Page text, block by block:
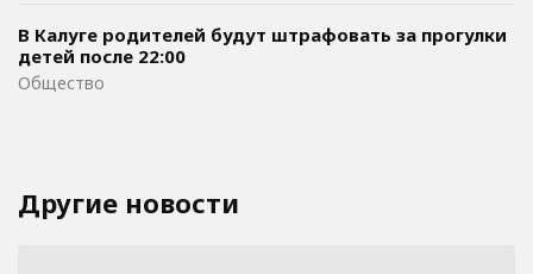
В Калуге родителей будут штрафовать за прогулки
детей после 22:00
Общество
Другие новости